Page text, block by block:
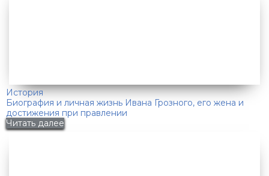
История
Биография и личная жизнь Ивана Грозного, его жена и
достижения при правлении
Читать далее